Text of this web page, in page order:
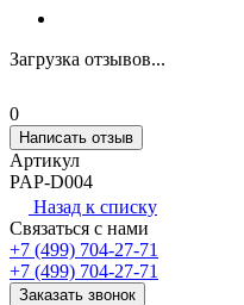
Загрузка отзывов...
0
Написать отзыв
Артикул
PAP-D004
Назад к списку
Связаться с нами
+7 (499) 704-27-71
+7 (499) 704-27-71
Заказать звонок